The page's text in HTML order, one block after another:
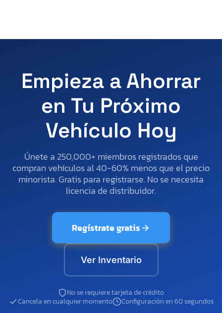
Empieza a Ahorrar
en Tu Próximo
Vehículo Hoy
Únete a 250,000+ miembros registrados que
compran vehículos al 40-60% menos que el precio
minorista. Gratis para registrarse. No se necesita
licencia de distribuidor.
Regístrate gratis
Ver Inventario
No se requiere tarjeta de crédito
Cancela en cualquier momento
Configuración en 60 segundos